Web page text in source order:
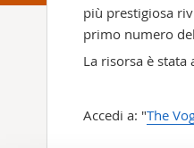
più prestigiosa
primo numero
La risorsa è
Accedi a: "The